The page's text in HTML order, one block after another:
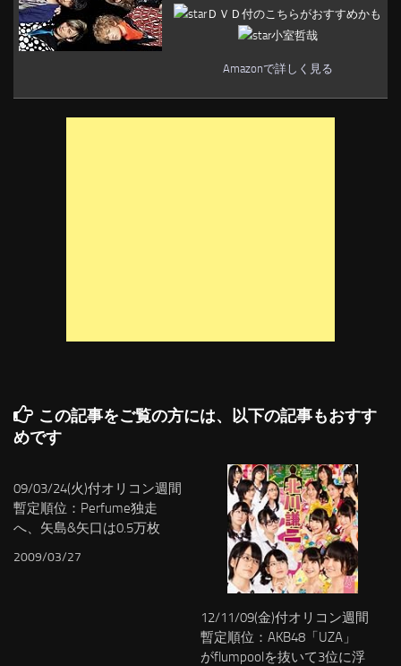
ＤＶＤ付のこちらがおすすめかも
小室哲哉
Amazonで詳しく見る
この記事をご覧の方には、以下の記事もおすす
めです
09/03/24(火)付オリコン週間
暫定順位：Perfume独走
へ、矢島&矢口は0.5万枚
2009/03/27
12/11/09(金)付オリコン週間
暫定順位：AKB48「UZA」
がflumpoolを抜いて3位に浮